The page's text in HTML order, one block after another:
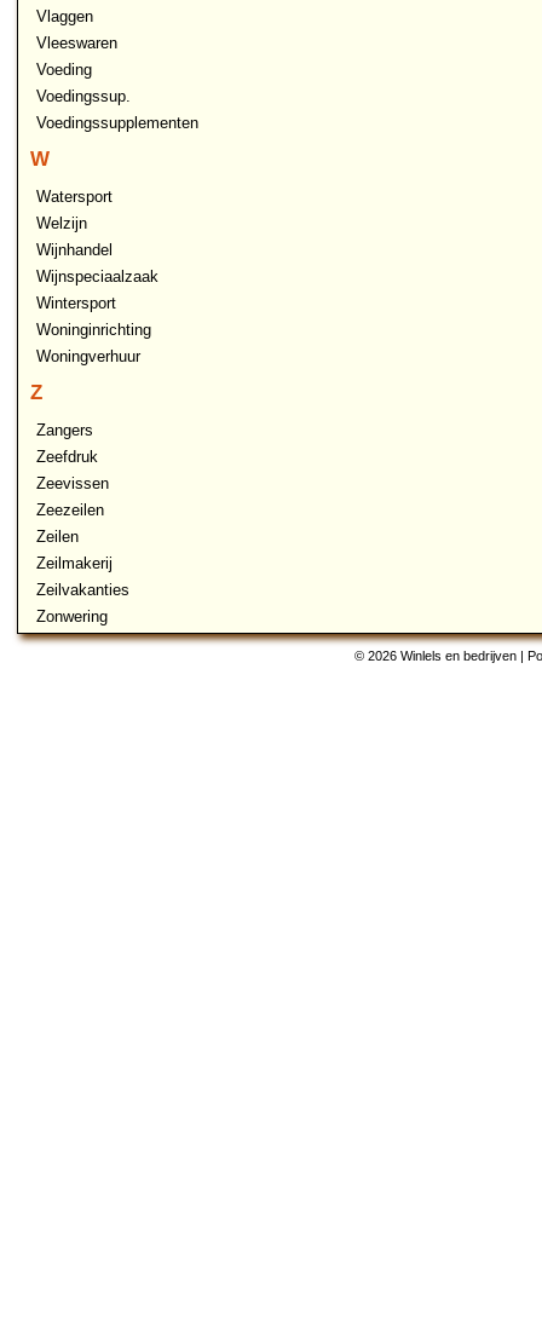
Vlaggen
Vleeswaren
Voeding
Voedingssup.
Voedingssupplementen
W
Watersport
Welzijn
Wijnhandel
Wijnspeciaalzaak
Wintersport
Woninginrichting
Woningverhuur
Z
Zangers
Zeefdruk
Zeevissen
Zeezeilen
Zeilen
Zeilmakerij
Zeilvakanties
Zonwering
© 2026 Winlels en bedrijven |